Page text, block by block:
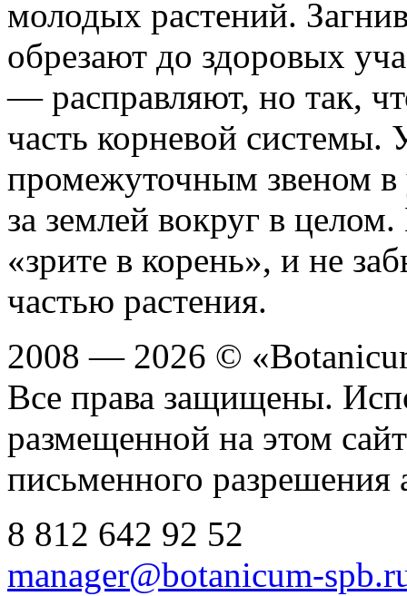
молодых растений.
обрезают до здоровых
— расправляют, но так,
часть корневой системы.
промежуточным звеном в
за землей вокруг в
«зрите в корень», и не
частью растения.
2008 — 2026 ©
Все права защищены.
размещенной на этом
письменного разрешения
8 812 642 92 52
manager@botanicum-